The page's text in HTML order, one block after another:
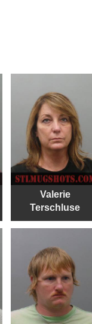
Valerie
Terschluse